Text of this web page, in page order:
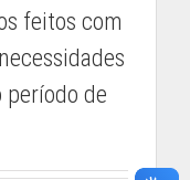
feitos com
período de